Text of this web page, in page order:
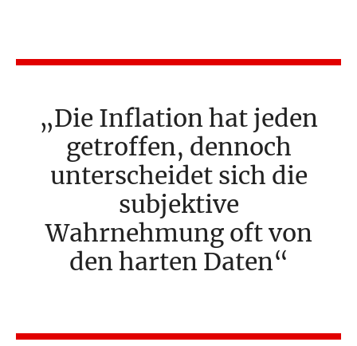
Die Inflation hat jeden
getroffen, dennoch
unterscheidet sich die
subjektive
Wahrnehmung oft von
den harten Daten